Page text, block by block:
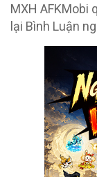
MXH AFKMobi
lại Bình Luận